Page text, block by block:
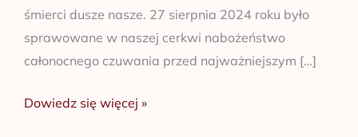
śmierci dusze nasze. 27 sierpnia 2024 roku było
sprawowane w naszej cerkwi nabożeństwo
całonocnego czuwania przed najważniejszym […]
Dowiedz się więcej »